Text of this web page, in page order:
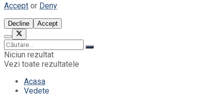
Accept or Deny
Decline Accept
Niciun rezultat
Vezi toate rezultatele
Acasa
Vedete